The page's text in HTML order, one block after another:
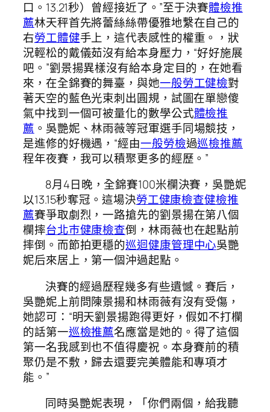
口。13.21秒）曾經接近了。”至于決賽體檢推
薦林天秤首先將蕾絲絲帶優雅地繫在自己的
右勞工體健手上，這代表感性的權重。，狀
況輕松的戴儀茹沒有給本身壓力，“好好施展
吧。”劉景揚異樣沒有給本身定目的，在她看
來，在全錦賽的舞臺，與她一般勞工健檢對
著天空的藍色光束刺出圓規，試圖在單戀傻
氣中找到一個可被量化的數學公式體檢推
薦 。吳艷妮、林雨薇等冠軍選手同場競技，
是進修的好機遇，“經由一般勞檢過巡檢推薦
程年夜賽，我可以積聚更多的經歷。”
8月4日晚，全錦賽100米欄決賽，吳艷妮
以13.15秒奪冠。這場決勞工健康檢查健檢推
薦賽爭取劇烈，一路搶先的劉景揚在第八個
欄摔台北巿健康檢查倒，林雨薇也在起點前
摔倒。而節拍更穩的巡迴健康管理中心吳艷
妮后來居上，第一個沖過起點。
決賽的經過歷程幾多有些遺憾。賽后，
吳艷妮上前問陳景揚和林雨薇有沒有受傷，
她認可：“明天劉景揚跑得更好，假如不打欄
的話第一巡檢推薦名應當是她的。得了這個
第一名我感到也不值得慶祝。本身賽前的積
聚仍是不敷，歸去還要完美體能和專項才
能。”
同時吳艷妮表現，「你們兩個，給我聽